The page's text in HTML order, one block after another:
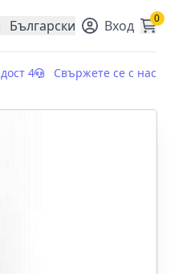
Български
currency Вход 0
4 Свържете се с нас